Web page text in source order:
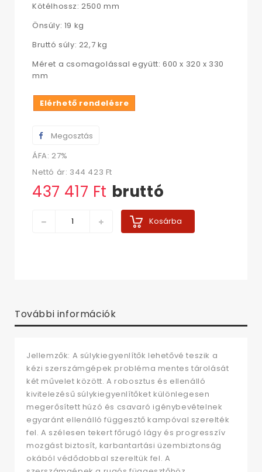
Kötélhossz: 2500 mm
Önsúly: 19 kg
Bruttó súly: 22,7 kg
Méret a csomagolással együtt: 600 x 320 x 330
mm
Elérhető rendelésre
Megosztás
ÁFA: 27%
Nettó ár: 344 423 Ft‎
437 417 Ft‎ bruttó
Kosárba
További információk
Jellemzők: A súlykiegyenlítők lehetővé teszik a
kézi szerszámgépek probléma mentes tárolását
két művelet között. A robosztus és ellenálló
kivitelezésű súlykiegyenlítőket különlegesen
megerősített húzó és csavaró igénybevételnek
egyaránt ellenálló függesztő kampóval szerelték
fel. A szélesen tekert főrugó lágy és progresszív
mozgást biztosít, karbantartási üzembiztonság
okából védődobbal szereltük fel. A